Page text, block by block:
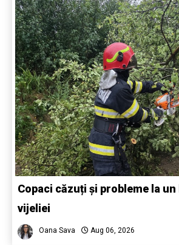
Copaci căzuți și probleme la
vijeliei
Oana Sava Aug 06, 2026